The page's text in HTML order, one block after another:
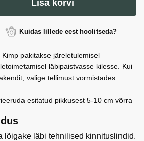
Lisa korvi
Kuidas lillede eest hoolitseda?
pakitakse järeletulemisel
läbipaistvasse kilesse. Kui
valige tellimust vormistades
esitatud pikkusest 5-10 cm võrra
lõigake läbi tehnilised kinnituslindid.